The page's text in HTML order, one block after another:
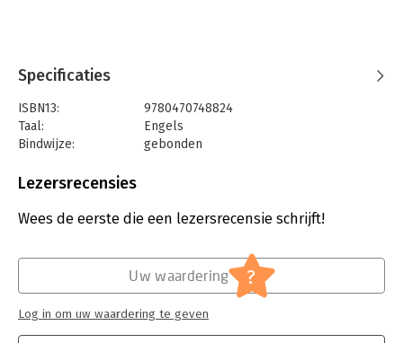
Specificaties
ISBN13:
9780470748824
Taal:
Engels
Bindwijze:
gebonden
Uitgever:
Hoofdrubriek:
Personeelsmanagement
Lezersrecensies
Wees de eerste die een lezersrecensie schrijft!
Uw waardering ?
Log in om uw waardering te geven